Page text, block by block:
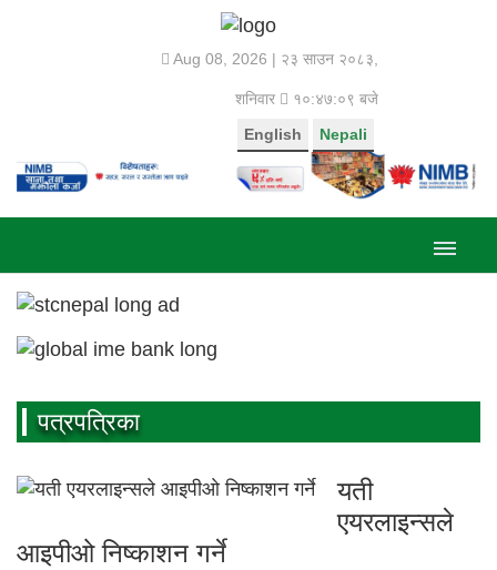
Aug 08, 2026 | २३ साउन २०८३,
शनिवार
१०:४७:१० बजे
Nepali
English
पत्रपत्रिका
यती
एयरलाइन्सले
आइपीओ निष्काशन गर्ने